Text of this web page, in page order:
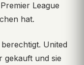
League
hat.
United
gekauft und sie